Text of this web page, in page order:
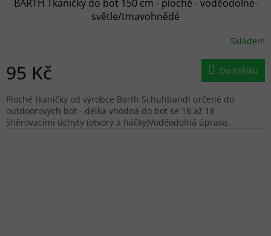
BARTH Tkaničky do bot 150 cm - ploché - voděodolné-
světle/tmavohnědé
Skladem
95 Kč Do košíku
Ploché tkaničky od výrobce Barth Schuhbandl určené do
outdoorových bot - délka vhodná do bot se 16 až 18
šněrovacími úchyty (otvory a háčky)Voděodolná úprava.